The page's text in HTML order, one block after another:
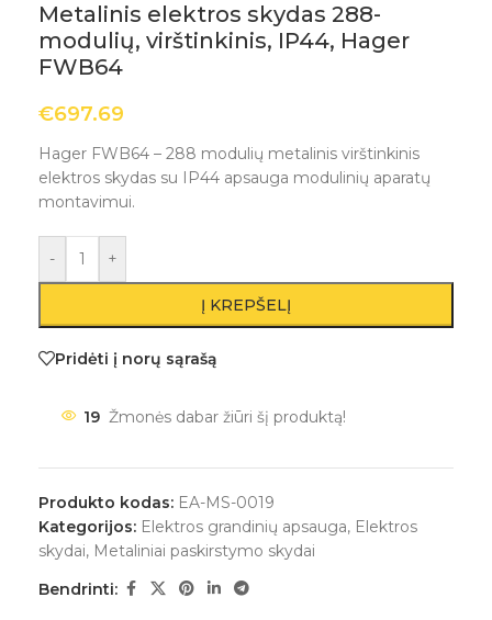
Metalinis elektros skydas 288-
modulių, virštinkinis, IP44, Hager
FWB64
€697.69
Hager FWB64 – 288 modulių metalinis virštinkinis
elektros skydas su IP44 apsauga modulinių aparatų
montavimui.
- +
Į KREPŠELĮ
Pridėti į norų sąrašą
19 Žmonės dabar žiūri šį produktą!
Produkto kodas: EA-MS-0019
Kategorijos: Elektros grandinių apsauga, Elektros
skydai, Metaliniai paskirstymo skydai
Bendrinti: